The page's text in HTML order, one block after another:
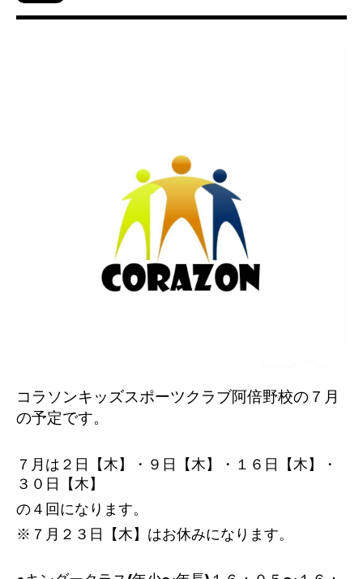
コラソンキッズスポーツクラブ阿倍野校の７ 月
の予定です。
７月は２日【木】・９日【木】・１６日【木】・
３０日【木】
の４回になります。
※７ 月２３日【木】はお休みになります。